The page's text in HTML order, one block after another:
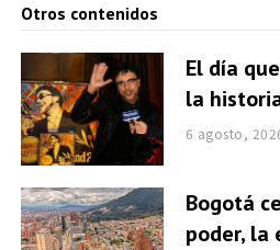
Otros contenidos
El día
la
6 agosto,
Bogotá
poder, la